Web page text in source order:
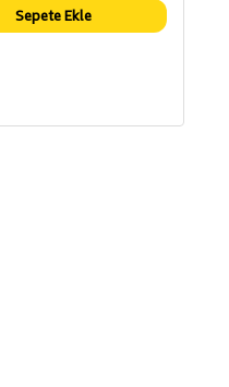
Sepete Ekle